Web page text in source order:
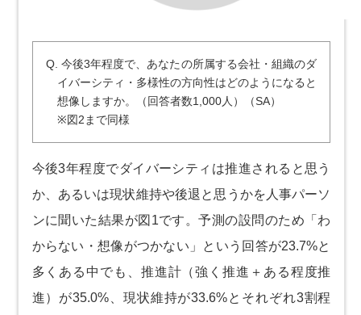
Q. 今後3年程度で、あなたの所属する会社・組織のダ
イバーシティ・多様性の方向性はどのようになると
想像しますか。（回答者数1,000人）（SA）
※図2まで同様
今後3年程度でダイバーシティは推進されると思う
か、あるいは現状維持や後退と思うかを人事パーソ
ンに聞いた結果が図1です。予測の設問のため「わ
からない・想像がつかない」という回答が23.7%と
多くある中でも、推進計（強く推進＋ある程度推
進）が35.0%、現状維持が33.6%とそれぞれ3割程